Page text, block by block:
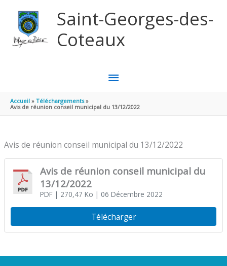
Saint-Georges-des-
Coteaux
MENU
PRINCIPAL
Accueil
Téléchargements
Avis de réunion conseil municipal du 13/12/2022
Avis de réunion conseil municipal du 13/12/2022
Avis de réunion conseil municipal du
13/12/2022
PDF| 270,47 Ko | 06 Décembre 2022
Télécharger